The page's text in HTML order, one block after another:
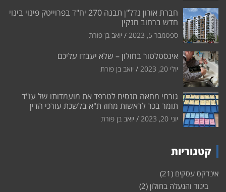
חברת אורון נדל"ן תבנה 270 יח"ד בפרוייטק פינוי בינוי
חדש ברחוב חנקין
ספטמבר 5, 2023 יואב בן פורת
אינסטלטור בחולון – שלא יעבדו עליכם
יולי 20, 2023 יואב בן פורת
גורמי מחאה מנסים לטרפד את מועמדותו של עו"ד
תומר בכר לראשות מחוז ת"א בלשכת עורכי הדין
יוני 20, 2023 יואב בן פורת
קטגוריות
אינדקס עסקים (21)
ביגוד והנעלה בחולון (2)